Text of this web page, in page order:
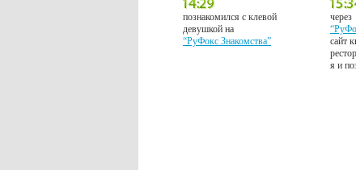
познакомился с клевой
девушкой на
“РуФокс Знакомства”
через
сайт
я и